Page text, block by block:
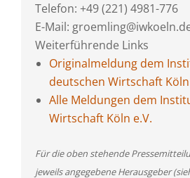
Telefon: +49 (221) 4981-776
E-Mail:
Weiterführende Links
Originalmeldung dem
deutschen Wirtschaft Köln
Alle Meldungen dem
Wirtschaft Köln e.V.
Für die oben stehende
jeweils angegebene Herausgeber